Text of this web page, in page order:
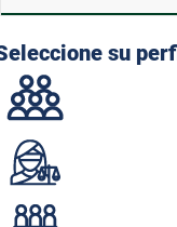
su